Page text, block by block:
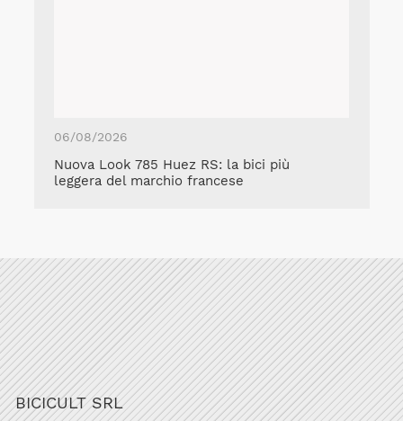
06/08/2026
Nuova Look 785 Huez RS: la bici più
leggera del marchio francese
BICICULT SRL